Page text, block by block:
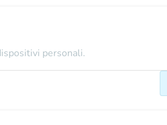
personali.